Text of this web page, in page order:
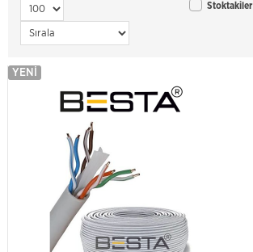
Stoktakiler
YENI